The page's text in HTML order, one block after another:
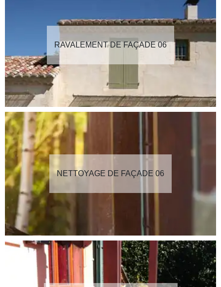
RAVALEMENT DE FAÇADE 06
NETTOYAGE DE FAÇADE 06